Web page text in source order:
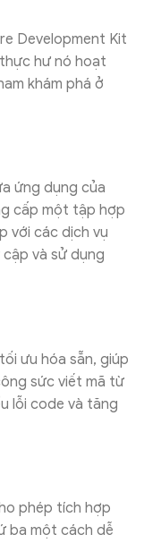
Development Kit
hư nó hoạt
khám phá ở
ứng dụng của
cấp một tập hợp
với các dịch vụ
và sử dụng
ưu hóa sẵn, giúp
sức viết mã từ
lỗi code và tăng
phép tích hợp
ba một cách dễ